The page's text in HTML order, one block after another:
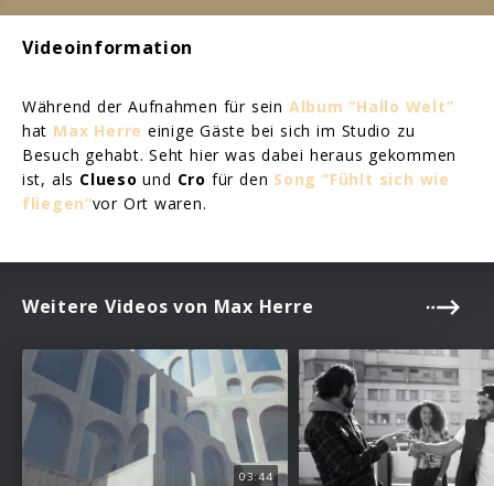
Videoinformation
Während der Aufnahmen für sein Album “Hallo Welt”
hat Max Herre einige Gäste bei sich im Studio zu
Besuch gehabt. Seht hier was dabei heraus gekommen
ist, als Clueso und Cro für den Song “Fühlt sich wie
fliegen”vor Ort waren.
Weitere Videos von Max Herre
03:44